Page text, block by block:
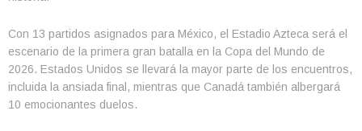
Con 13 partidos asignados para México, el Estadio Azteca será el
escenario de la primera gran batalla en la Copa del Mundo de
2026. Estados Unidos se llevará la mayor parte de los encuentros,
incluida la ansiada final, mientras que Canadá también albergará
10 emocionantes duelos.